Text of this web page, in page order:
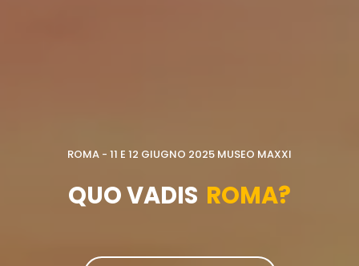
ROMA - 11 E 12 GIUGNO 2025 MUSEO MAXXI
QUO VADIS ROMA?